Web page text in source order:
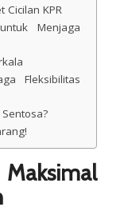
Cicilan KPR
Menjaga
Fleksibilitas
Maksimal